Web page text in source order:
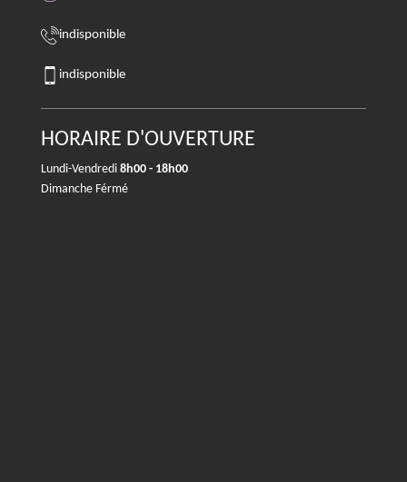
indisponible
indisponible
HORAIRE D'OUVERTURE
Lundi-Vendredi 8h00 - 18h00
Dimanche Férmé